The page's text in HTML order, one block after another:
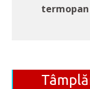
termopan